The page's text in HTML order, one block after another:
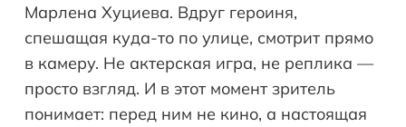
Марлена Хуциева. Вдруг героиня,
спешащая куда-то по улице, смотрит прямо
в камеру. Не актерская игра, не реплика —
просто взгляд. И в этот момент зритель
понимает: перед ним не кино, а настоящая